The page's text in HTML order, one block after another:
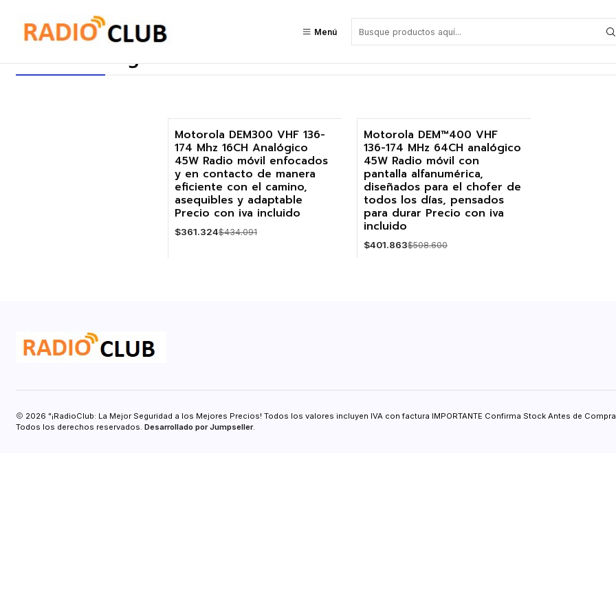
Menú
Móvil Analógico Motorola VHF
Móvil Analógico Motorola VHF
-17%
Motorola DEM300 VHF 136-
174 Mhz 16CH Analógico
45W Radio móvil enfocados
y en contacto de manera
eficiente con el camino,
asequibles y adaptable
Precio con iva incluido
$361.324$434.091
-21%
Motorola DEM™400 VHF
136-174 MHz 64CH analógico
45W Radio móvil con
pantalla alfanumérica,
diseñados para el chofer de
todos los días, pensados
para durar Precio con iva
incluido
$401.863$508.600
2026 "¡RadioClub: La Mejor Seguridad a los Mejores Precios! Todos los valores incluyen IVA con factura IMPORTANTE Confirma Stock Antes de
Todos los derechos reservados. Desarrollado por Jumpseller.